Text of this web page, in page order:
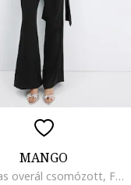
MANGO
Egyvállas overál csomózott, Fekete